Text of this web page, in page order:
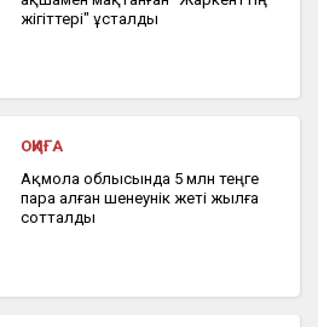
жігіттері" ұсталды
ОҚИҒА
Ақмола облысында 5 млн теңге
пара алған шенеунік жеті жылға
сотталды